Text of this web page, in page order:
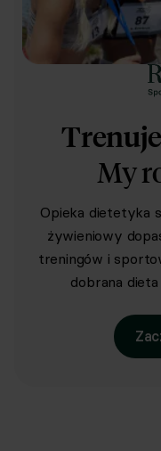
My
Opieka dietetyka
żywieniowy
treningów i
dobrana